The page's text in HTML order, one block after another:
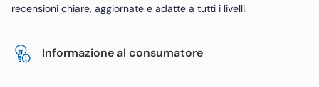
recensioni chiare, aggiornate e adatte a tutti i livelli.
Informazione al consumatore